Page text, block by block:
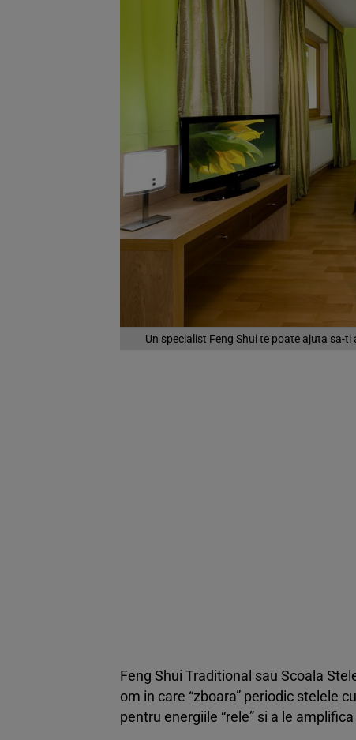
Un specialist Feng Shui te poate ajuta sa-
Feng Shui Traditional sau Scoala
om in care “zboara” periodic stelele
pentru energiile “rele” si a le